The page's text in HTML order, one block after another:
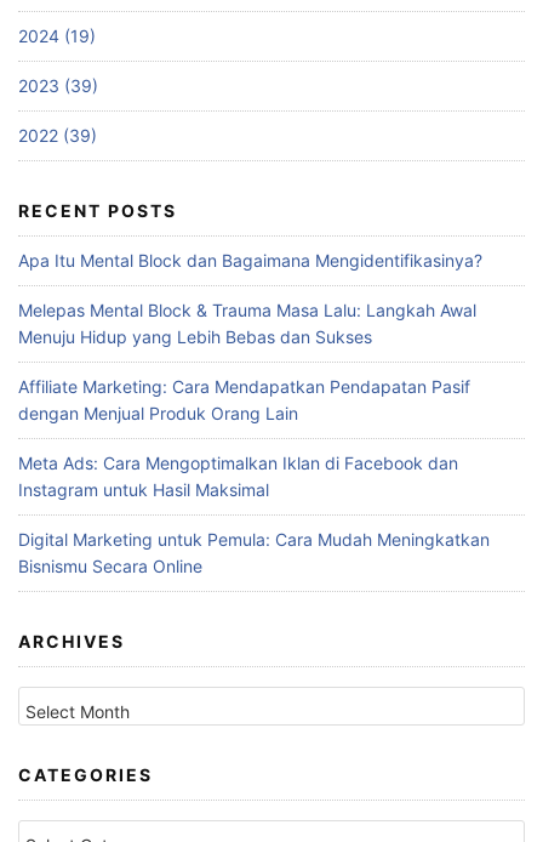
2024 (19)
2023 (39)
2022 (39)
RECENT POSTS
Apa Itu Mental Block dan Bagaimana Mengidentifikasinya?
Melepas Mental Block & Trauma Masa Lalu: Langkah Awal
Menuju Hidup yang Lebih Bebas dan Sukses
Affiliate Marketing: Cara Mendapatkan Pendapatan Pasif
dengan Menjual Produk Orang Lain
Meta Ads: Cara Mengoptimalkan Iklan di Facebook dan
Instagram untuk Hasil Maksimal
Digital Marketing untuk Pemula: Cara Mudah Meningkatkan
Bisnismu Secara Online
ARCHIVES
Archives
CATEGORIES
Categories